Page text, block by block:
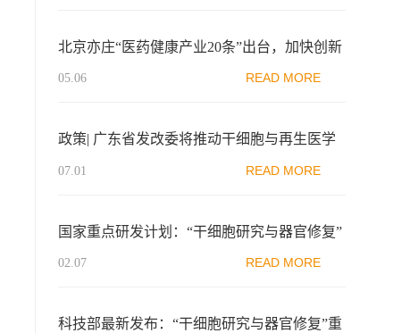
北京亦庄“医药健康产业20条”出台，加快创新
产品市场推广
05.06 READ MORE
政策| 广东省发改委将推动干细胞与再生医学
相关技术在粤港澳大湾区先行先试
07.01 READ MORE
国家重点研发计划：“干细胞研究与器官修复”
2025年征求意见出炉
02.07 READ MORE
科技部最新发布：“干细胞研究与器官修复”重